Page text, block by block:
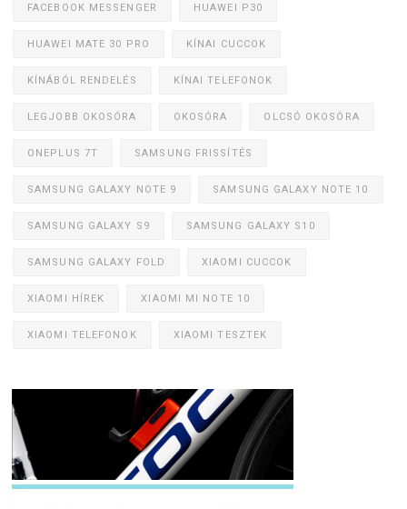
FACEBOOK MESSENGER HUAWEI P30
HUAWEI MATE 30 PRO KÍNAI CUCCOK
KÍNÁBÓL RENDELÉS KÍNAI TELEFONOK
LEGJOBB OKOSÓRA OKOSÓRA OLCSÓ OKOSÓRA
ONEPLUS 7T SAMSUNG FRISSÍTÉS
SAMSUNG GALAXY NOTE 9 SAMSUNG GALAXY NOTE 10
SAMSUNG GALAXY S9 SAMSUNG GALAXY S10
SAMSUNG GALAXY FOLD XIAOMI CUCCOK
XIAOMI HÍREK XIAOMI MI NOTE 10
XIAOMI TELEFONOK XIAOMI TESZTEK